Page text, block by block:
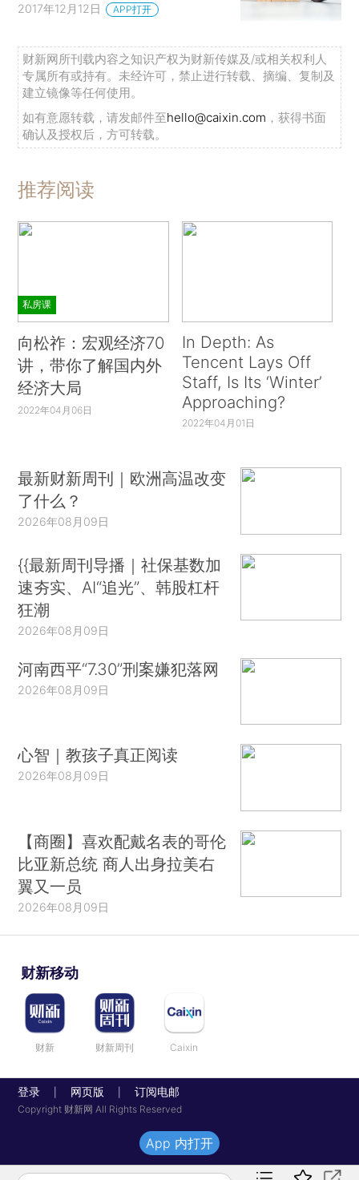
2017年12月12日 APP打开
财新网所刊载内容之知识产权为财新传媒及/或相关权利人
专属所有或持有。未经许可，禁止进行转载、摘编、复制及
建立镜像等任何使用。
如有意愿转载，请发邮件至hello@caixin.com ，获得书面
确认及授权后，方可转载。
推荐阅读
私房课
向松祚：宏观经济70
讲，带你了解国内外
经济大局
2022年04月06日
In Depth: As
Tencent Lays Off
Staff, Is Its ‘Winter’
Approaching?
2022年04月01日
最新财新周刊｜欧洲高温改变
了什么？
2026年08月09日
{{最新周刊导播｜社保基数加
速夯实、AI“追光”、韩股杠杆
狂潮
2026年08月09日
河南西平“7.30”刑案嫌犯落网
2026年08月09日
心智｜教孩子真正阅读
2026年08月09日
【商圈】喜欢配戴名表的哥伦
比亚新总统 商人出身拉美右
翼又一员
2026年08月09日
财新移动
财新 财新周刊 Caixin
登录 网页版 订阅电邮
Copyright 财新网 All Rights Reserved
App 内打开